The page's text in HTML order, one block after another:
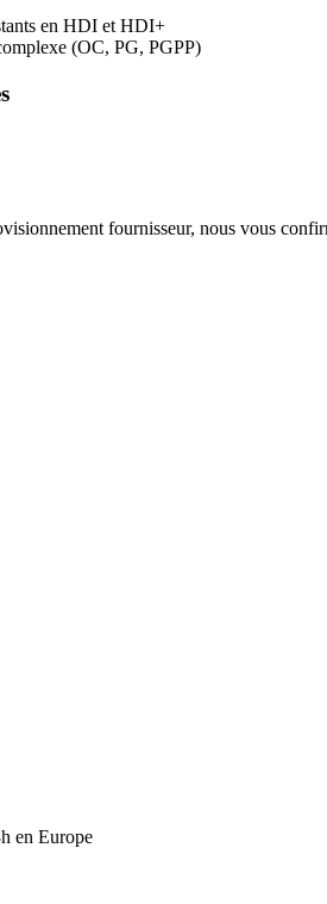
en HDI et HDI+
(OC, PG, PGPP)
fournisseur, nous vous
en Europe